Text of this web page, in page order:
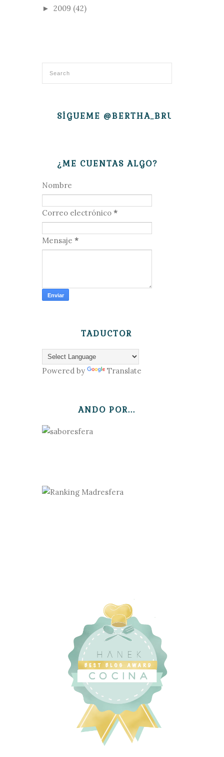
► 2009 (42)
SÍGUEME @BERTHA_BRUJITA
¿ME CUENTAS ALGO?
Nombre
Correo electrónico *
Mensaje *
TADUCTOR
Powered by Translate
ANDO POR...